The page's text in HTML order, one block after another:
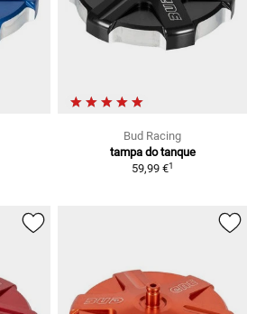
Bud Racing
tampa do tanque
59,99 €1